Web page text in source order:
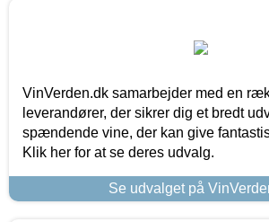
VinVerden.dk samarbejder med en
leverandører, der sikrer dig et bredt
spændende vine, der kan give
Klik her for at se deres udvalg.
Se udvalget på